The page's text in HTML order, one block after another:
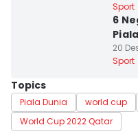
Sport
6
20
Sport
Topics
Piala Dunia world cup
World Cup 2022 Qatar